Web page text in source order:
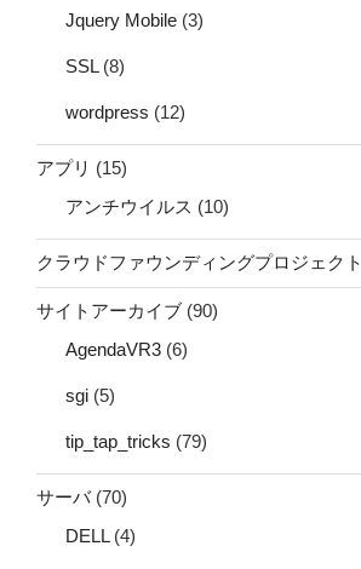
Jquery Mobile (3)
SSL(8)
wordpress (12)
アプリ (15)
アンチウイルス (10)
クラウドファウンディングプロジェクト
サイトアーカイブ (90)
AgendaVR3 (6)
sgi (5)
tip_tap_tricks (79)
サーバ(70)
DELL(4)